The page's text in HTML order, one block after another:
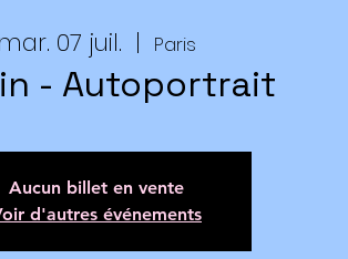
mar. 07 juil.
  |
Paris
- Autoportrait
Aucun billet en vente
d'autres événements